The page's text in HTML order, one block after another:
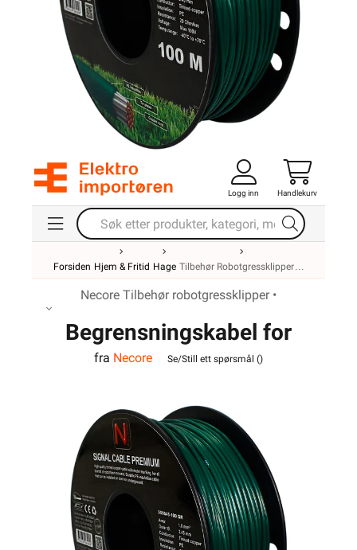
Logg inn Handlekurv
Forsiden Hjem & Fritid Hage Tilbehør Robotgressklipper
Necore Tilbehør robotgressklipper •
Begrensningskabel for
robotgressklipper 100m
fra Necore Se/Still ett spørsmål ()